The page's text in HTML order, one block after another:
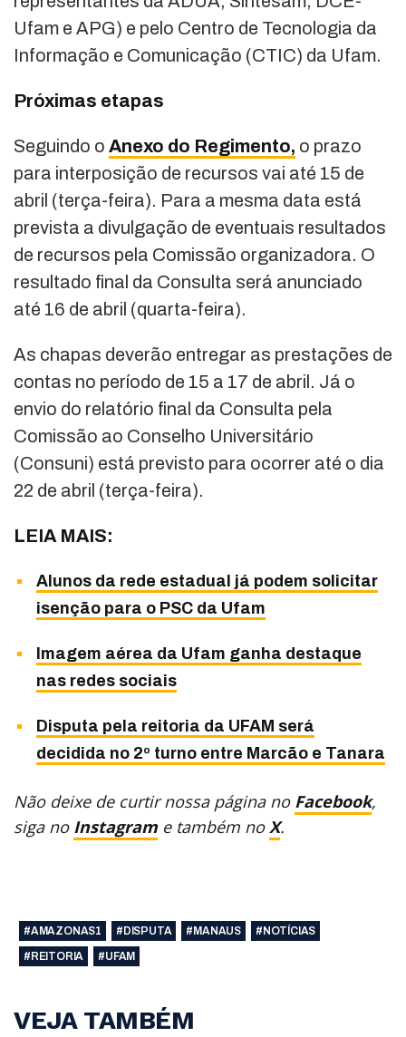
Ufam e APG) e pelo Centro de Tecnologia da
Informação e Comunicação (CTIC) da Ufam.
Próximas etapas
Seguindo o Anexo do Regimento, o prazo
para interposição de recursos vai até 15 de
abril (terça-feira). Para a mesma data está
prevista a divulgação de eventuais resultados
de recursos pela Comissão organizadora. O
resultado final da Consulta será anunciado
até 16 de abril (quarta-feira).
As chapas deverão entregar as prestações de
contas no período de 15 a 17 de abril. Já o
envio do relatório final da Consulta pela
Comissão ao Conselho Universitário
(Consuni) está previsto para ocorrer até o dia
22 de abril (terça-feira).
LEIA MAIS:
Alunos da rede estadual já podem solicitar
isenção para o PSC da Ufam
Imagem aérea da Ufam ganha destaque
nas redes sociais
Disputa pela reitoria da UFAM será
decidida no 2º turno entre Marcão e Tanara
Não deixe de curtir nossa página no Facebook,
siga no Instagram e também noX.
#AMAZONAS1 #DISPUTA #MANAUS
#NOTÍCIAS
#REITORIA
#UFAM
VEJA TAMBÉM